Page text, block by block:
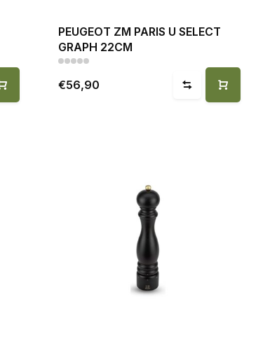
PEUGEOT ZM PARIS U SELECT
GRAPH 22CM
€56,90